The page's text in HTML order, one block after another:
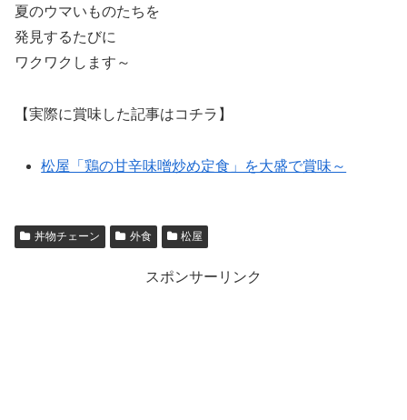
夏のウマいものたちを
発見するたびに
ワクワクします～
【実際に賞味した記事はコチラ】
松屋「鶏の甘辛味噌炒め定食」を大盛で賞味～
丼物チェーン 外食 松屋
スポンサーリンク